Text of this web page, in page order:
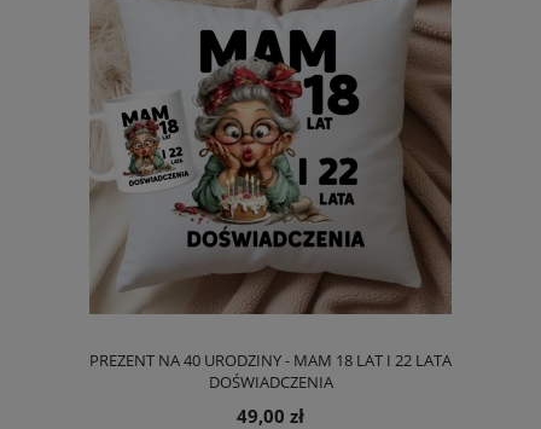
PREZENT NA 40 URODZINY - MAM 18 LAT I 22 LATA
DOŚWIADCZENIA
49,00 zł